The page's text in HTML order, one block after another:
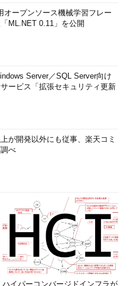
オープンソース機械学習フレー
ML.NET 0.11」を公開
Server／SQL Server向け
ービス「拡張セキュリティ更新
が開発以外にも従事、楽天コミ
べ
ハイパーコンバージドインフラが